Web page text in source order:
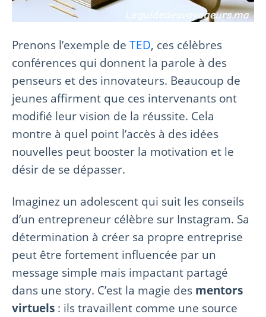
Prenons l’exemple de TED, ces célèbres
conférences qui donnent la parole à des
penseurs et des innovateurs. Beaucoup de
jeunes affirment que ces intervenants ont
modifié leur vision de la réussite. Cela
montre à quel point l’accès à des idées
nouvelles peut booster la motivation et le
désir de se dépasser.
Imaginez un adolescent qui suit les conseils
d’un entrepreneur célèbre sur Instagram. Sa
détermination à créer sa propre entreprise
peut être fortement influencée par un
message simple mais impactant partagé
dans une story. C’est la magie des mentors
virtuels : ils travaillent comme une source